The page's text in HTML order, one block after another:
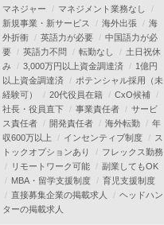
マネジャー
マネジメント業務なし
新規事業・新サービス
海外出張
海
外折衝
英語力が必要
中国語力が必
要
英語力不問 転勤なし
土日祝休
み
3,000万円以上資金調達済
1億円
以上資金調達済
ポテンシャル採用（未
経験可）
20代役員在籍
CxO候補
社長・役員直下
事業責任者
サービ
ス責任者
開発責任者 海外転勤
年
収600万以上
インセンティブ制度
ス
トックオプションあり
フレックス勤務
リモートワーク可能
副業してもOK
MBA・留学支援制度
育児支援制度
直接募集企業の掲載求人
ヘッドハン
ターの掲載求人